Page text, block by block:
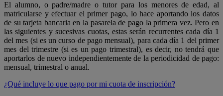
El alumno, o padre/madre o tutor para los menores de edad, al
matricularse y efectuar el primer pago, lo hace aportando los datos
de su tarjeta bancaria en la pasarela de pago la primera vez. Pero en
las siguientes y sucesivas cuotas, estas serán recurrentes cada día 1
del mes (si es un curso de pago mensual), para cada día 1 del primer
mes del trimestre (si es un pago trimestral), es decir, no tendrá que
aportarlos de nuevo independientemente de la periodicidad de pago:
mensual, trimestral o anual.
¿Qué incluye lo que pago por mi cuota de inscripción?